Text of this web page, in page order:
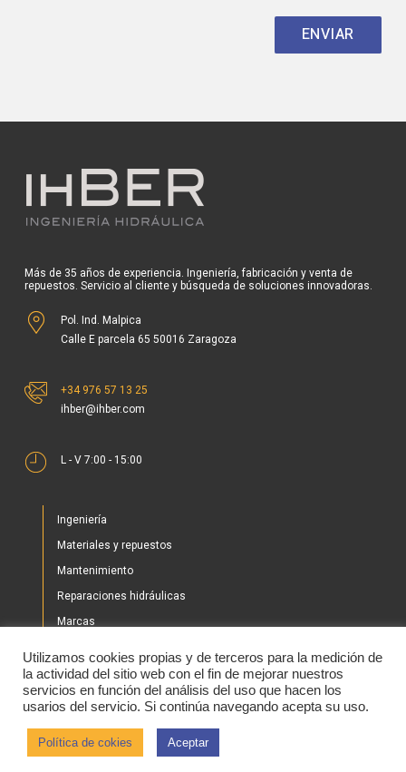
Más de 35 años de experiencia. Ingeniería, fabricación y venta de
repuestos. Servicio al cliente y búsqueda de soluciones innovadoras.
Pol. Ind. Malpica
Calle E parcela 65 50016 Zaragoza
+34 976 57 13 25
ihber@ihber.com
L - V 7:00 - 15:00
Ingeniería
Materiales y repuestos
Mantenimiento
Reparaciones hidráulicas
Marcas
Tienda
Noticias
Utilizamos cookies propias y de terceros para la medición de
la actividad del sitio web con el fin de mejorar nuestros
servicios en función del análisis del uso que hacen los
usarios del servicio. Si continúa navegando acepta su uso.
Política de cokies Aceptar